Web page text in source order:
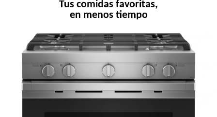
Tus comidas favoritas,
en menos tiempo